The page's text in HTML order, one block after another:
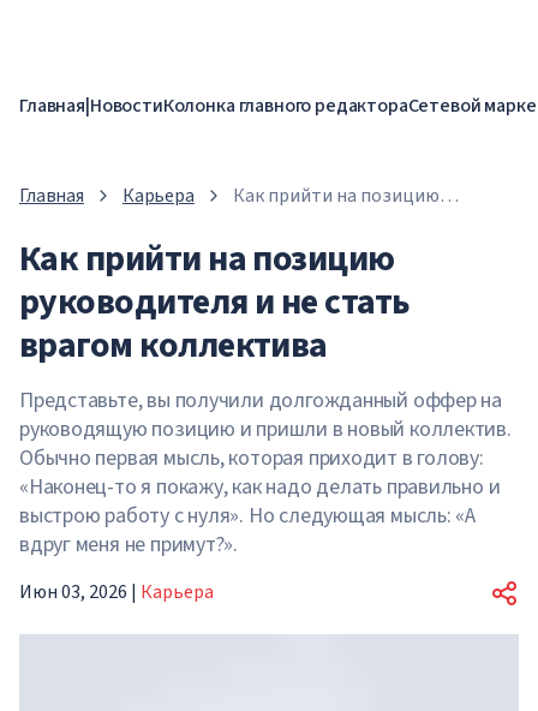
Главная|НовостиКолонка главного редактораСетевой
Главная Карьера
Как прийти на позицию
коллектива
Как прийти на позицию
руководителя и не стать
врагом коллектива
Представьте, вы получили долгожданный оффер на
руководящую позицию и пришли в новый коллектив.
Обычно первая мысль, которая приходит в голову:
«Наконец-то я покажу, как надо делать правильно и
выстрою работу с нуля». Но следующая мысль: «А
вдруг меня не примут?».
Июн 03, 2026 | Карьера